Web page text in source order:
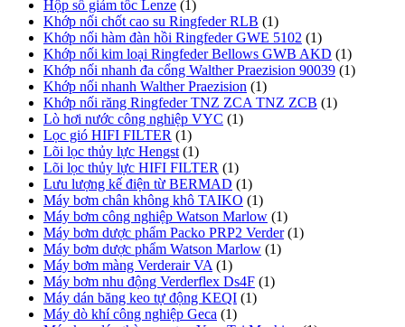
Hộp số giảm tốc Lenze (1)
Khớp nối chốt cao su Ringfeder RLB (1)
Khớp nối hàm đàn hồi Ringfeder GWE 5102 (1)
Khớp nối kim loại Ringfeder Bellows GWB AKD (1)
Khớp nối nhanh đa cổng Walther Praezision 90039 (1)
Khớp nối nhanh Walther Praezision (1)
Khớp nối răng Ringfeder TNZ ZCA TNZ ZCB (1)
Lò hơi nước công nghiệp VYC (1)
Lọc gió HIFI FILTER (1)
Lõi lọc thủy lực Hengst (1)
Lõi lọc thủy lực HIFI FILTER (1)
Lưu lượng kế điện từ BERMAD (1)
Máy bơm chân không khô TAIKO (1)
Máy bơm công nghiệp Watson Marlow (1)
Máy bơm dược phẩm Packo PRP2 Verder (1)
Máy bơm dược phẩm Watson Marlow (1)
Máy bơm màng Verderair VA (1)
Máy bơm nhu động Verderflex Ds4F (1)
Máy dán băng keo tự động KEQI (1)
Máy dò khí công nghiệp Geca (1)